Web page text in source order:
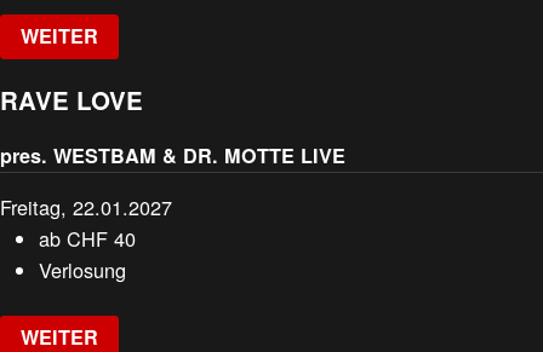
WEITER
RAVE LOVE
pres. WESTBAM & DR. MOTTE LIVE
Freitag, 22.01.2027
abCHF 40
Verlosung
WEITER